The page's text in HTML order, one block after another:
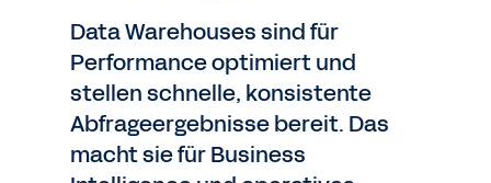
Data Warehouses sind für
Performance optimiert und
stellen schnelle, konsistente
Abfrageergebnisse bereit. Das
macht sie für Business